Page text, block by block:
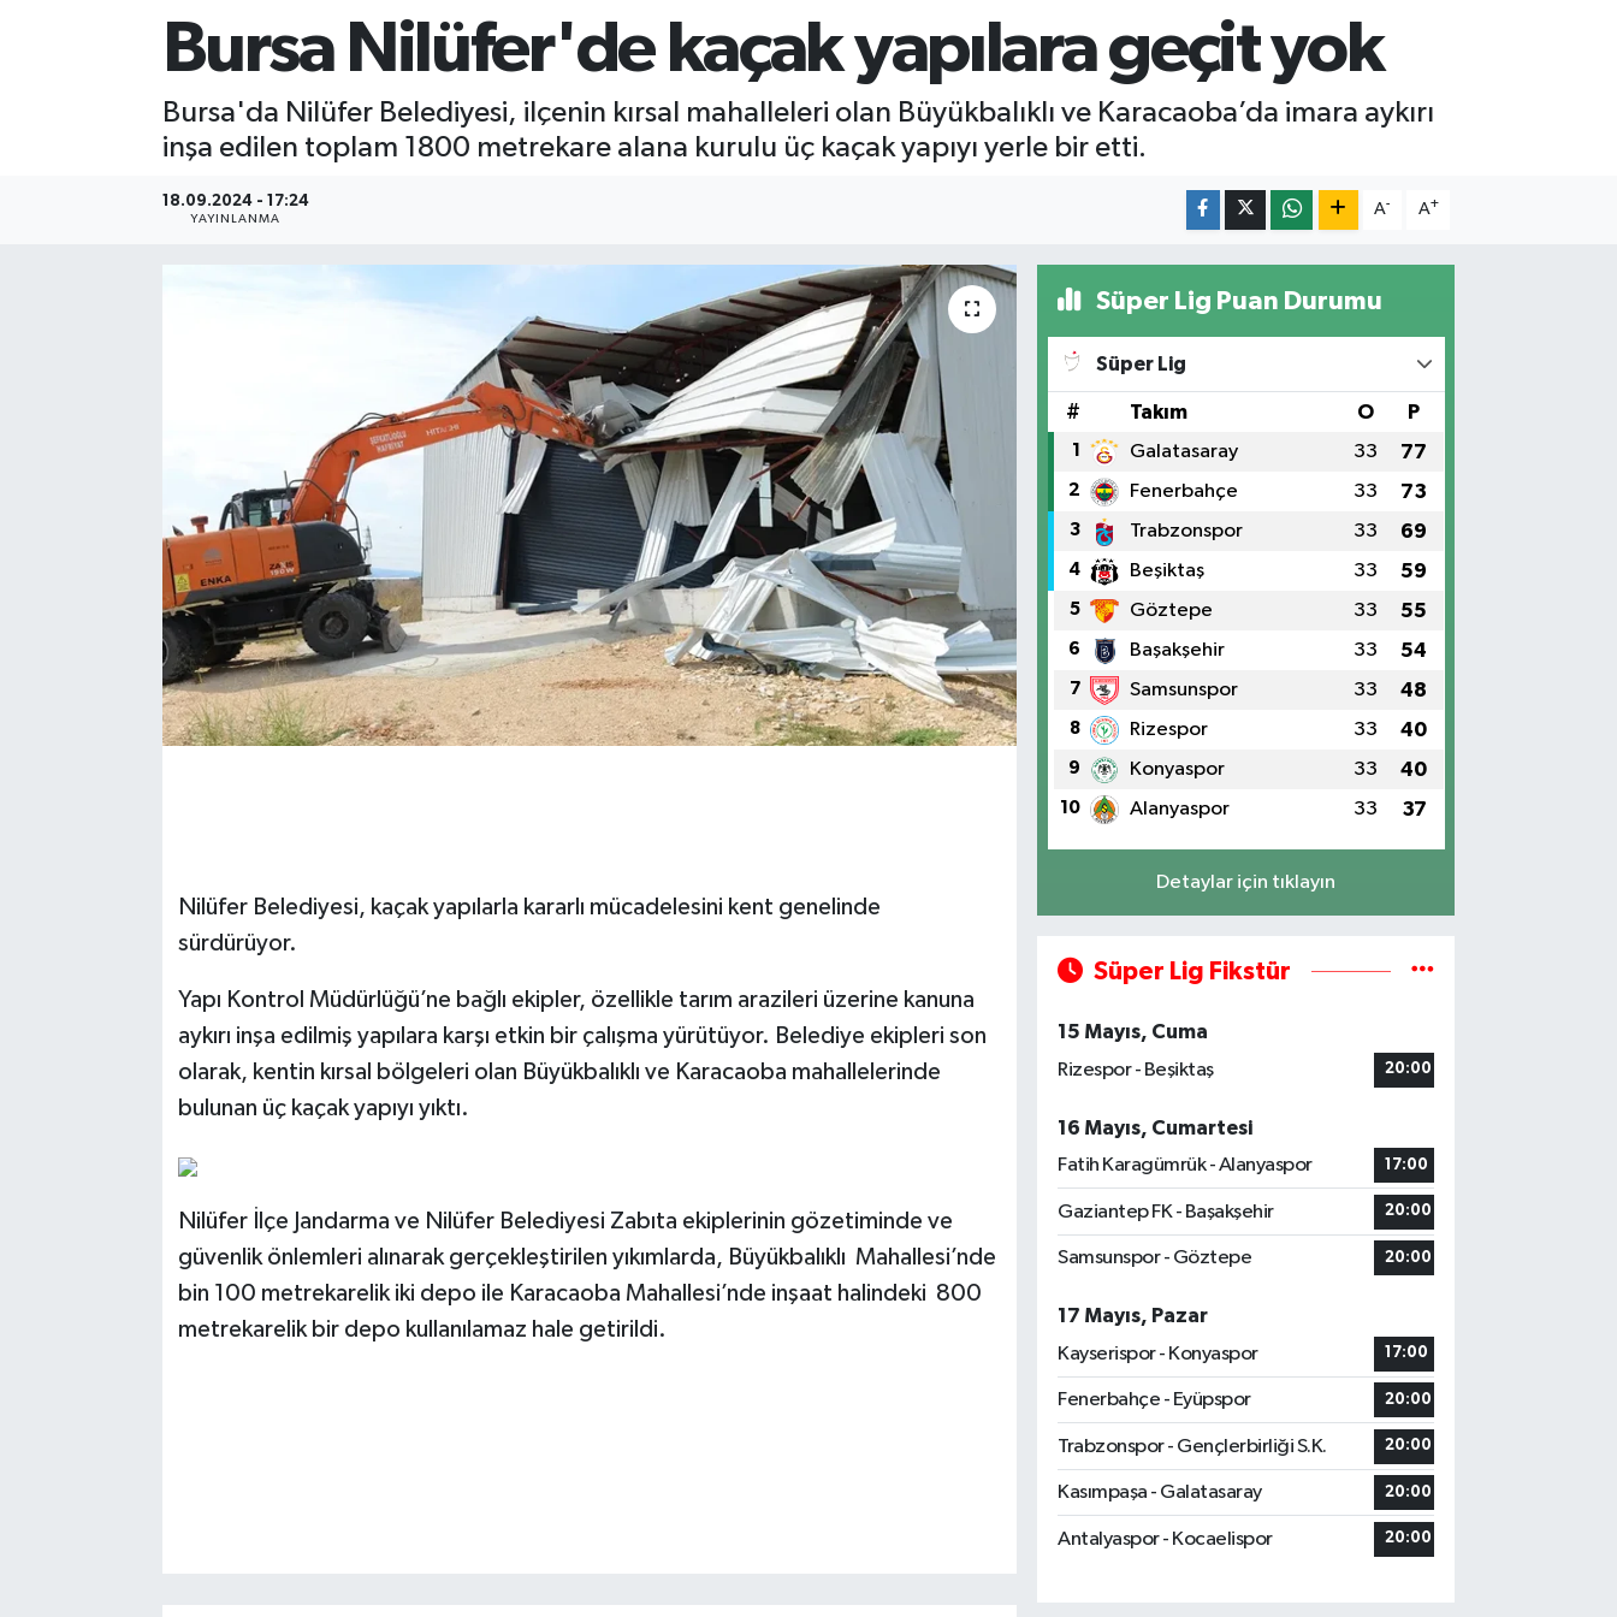
Bursa Nilüfer'de kaçak yapılara geçit yok
Bursa'da Nilüfer Belediyesi, ilçenin kırsal mahalleleri olan Büyükbalıklı ve Karacaoba’da imara aykırı
inşa edilen toplam 1800 metrekare alana kurulu üç kaçak yapıyı yerle bir etti.
18.09.2024 - 17:24
YAYINLANMA
A- A+
Nilüfer Belediyesi, kaçak yapılarla kararlı mücadelesini kent genelinde
sürdürüyor.
Yapı Kontrol Müdürlüğü’ne bağlı ekipler, özellikle tarım arazileri üzerine kanuna
aykırı inşa edilmiş yapılara karşı etkin bir çalışma yürütüyor. Belediye ekipleri son
olarak, kentin kırsal bölgeleri olan Büyükbalıklı ve Karacaoba mahallelerinde
bulunan üç kaçak yapıyı yıktı.
Nilüfer İlçe Jandarma ve Nilüfer Belediyesi Zabıta ekiplerinin gözetiminde ve
güvenlik önlemleri alınarak gerçekleştirilen yıkımlarda, Büyükbalıklı Mahallesi’nde
bin 100 metrekarelik iki depo ile Karacaoba Mahallesi’nde inşaat halindeki 800
metrekarelik bir depo kullanılamaz hale getirildi.
Süper Lig Puan Durumu
Süper Lig
# Takım O P
1 Galatasaray 33 77
2 Fenerbahçe 33 73
3 Trabzonspor 33 69
4 Beşiktaş 33 59
5 Göztepe 33 55
6 Başakşehir 33 54
7 Samsunspor 33 48
8 Rizespor 33 40
9 Konyaspor 33 40
10 Alanyaspor 33 37
Detaylar için tıklayın
Süper Lig Fikstür
15 Mayıs, Cuma
Rizespor - Beşiktaş
20:00
16 Mayıs, Cumartesi
Fatih Karagümrük - Alanyaspor
17:00
Gaziantep FK - Başakşehir 20:00
Samsunspor - Göztepe 20:00
17 Mayıs, Pazar
Kayserispor - Konyaspor
17:00
Fenerbahçe - Eyüpspor 20:00
Trabzonspor - Gençlerbirliği S.K. 20:00
Kasımpaşa - Galatasaray 20:00
Antalyaspor - Kocaelispor 20:00